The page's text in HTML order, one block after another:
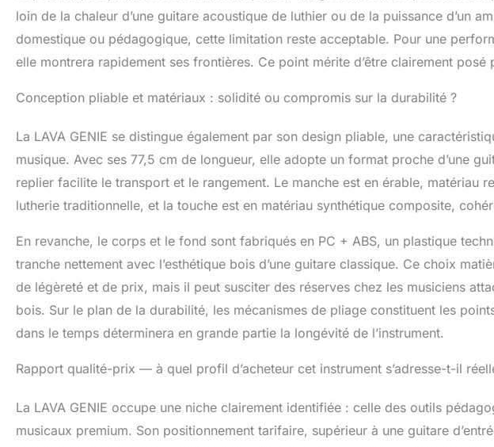
loin de la chaleur d’une guitare acoustique de luthier ou de la puissance d’un
domestique ou pédagogique, cette limitation reste acceptable. Pour une
elle montrera rapidement ses frontières. Ce point mérite d’être clairement posé
Conception pliable et matériaux : solidité ou compromis sur la durabilité ?
La LAVA GENIE se distingue également par son design pliable, une
musique. Avec ses 77,5 cm de longueur, elle adopte un format proche d’une
replier facilite le transport et le rangement. Le manche est en érable, matériau
lutherie traditionnelle, et la touche est en matériau synthétique composite,
En revanche, le corps et le fond sont fabriqués en PC + ABS, un plastique
tranche nettement avec l’esthétique bois d’une guitare classique. Ce choix
de légèreté et de prix, mais il peut susciter des réserves chez les musiciens
bois. Sur le plan de la durabilité, les mécanismes de pliage constituent les
dans le temps déterminera en grande partie la longévité de l’instrument.
Rapport qualité-prix — à quel profil d’acheteur cet instrument s’adresse-t-il
La LAVA GENIE occupe une niche clairement identifiée : celle des outils
musicaux premium. Son positionnement tarifaire, supérieur à une guitare